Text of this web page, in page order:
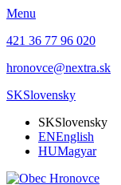
Menu
421 36 77 96 020
hronovce@nextra.sk
SKSlovensky
SKSlovensky
ENEnglish
HUMagyar